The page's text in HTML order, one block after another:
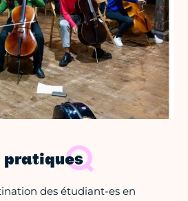
pratiques
des étudiant-es en